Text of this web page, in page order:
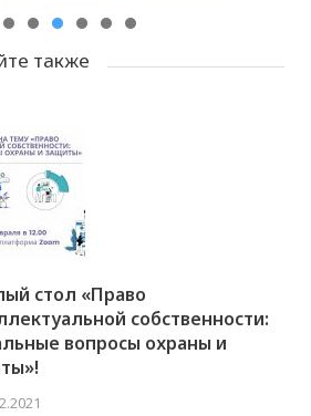
также
стол «Право
собственности:
вопросы охраны и